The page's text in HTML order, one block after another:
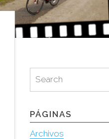
for:
PÁGINAS
Archivos